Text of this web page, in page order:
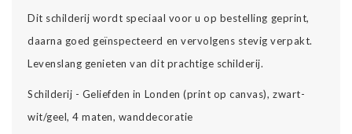
Dit schilderij wordt speciaal voor u op bestelling geprint,
daarna goed geïnspecteerd en vervolgens stevig verpakt.
Levenslang genieten van dit prachtige schilderij.
Schilderij - Geliefden in Londen (print op canvas), zwart-
wit/geel, 4 maten, wanddecoratie